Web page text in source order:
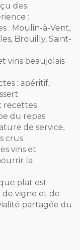
des
:
: Moulin-à-Vent,
Brouilly, Saint-
vins beaujolais
: apéritif,
recettes
du repas
de service,
crus
vins et
la
plat est
de vigne et de
partagée du